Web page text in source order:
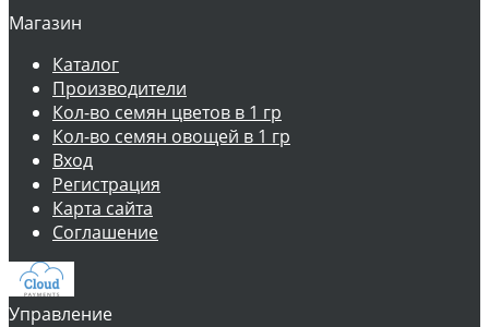
Магазин
Каталог
Производители
Кол-во семян цветов в 1 гр
Кол-во семян овощей в 1 гр
Вход
Регистрация
Карта сайта
Соглашение
Управление